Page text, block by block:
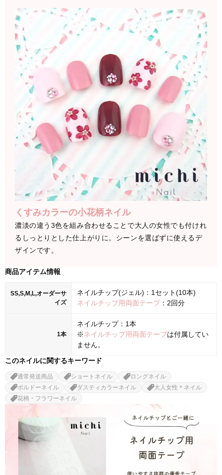
くすみカラーの小花柄ネイル
濃淡の違う3色を組み合わせることで大人の女性でも付けれ
るしっとりとした仕上がりに。シーンを選ばずに使えるデ
ザインです。
商品アイテム情報
SS,S,M,L,オーダーサ
イズ
ネイルチップ(ジェル)：1セット(10本)
ネイルチップ用両面テープ：2回分
1本
ネイルチップ：1本
※ネイルチップ用両面テープは付属してい
ません。
このネイルに関するキーワード
通常発送商品 ショートネイル
ロングネイル
ボルドーネイル
ダスティカラーネイル
大人女性＊ネイル
花柄・フラワーネイル